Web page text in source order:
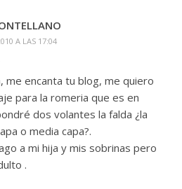
A LAS 17:04
me encanta tu blog, me quiero
para la romeria que es en
dos volantes la falda ¿la
o media capa?.
a mi hija y mis sobrinas pero
.